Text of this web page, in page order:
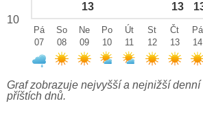
13 13
10
Pá
07
So
08
Ne
09
Po
10
Út
11
St
12
Čt
13
Pá
14
Graf zobrazuje nejvyšší a nejnižší
příštích dnů.